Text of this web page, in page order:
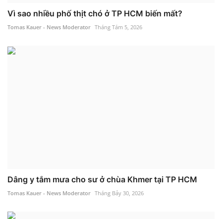
Vì sao nhiều phố thịt chó ở TP HCM biến mất?
Tomas Kauer - News Moderator Tháng Tám 5, 2026
Dâng y tắm mưa cho sư ở chùa Khmer tại TP HCM
Tomas Kauer - News Moderator Tháng Bảy 30, 2026